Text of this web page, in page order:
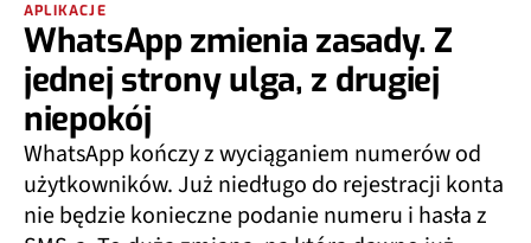
APLIKACJE
WhatsApp zmienia zasady. Z
jednej strony ulga, z drugiej
niepokój
WhatsApp kończy z wyciąganiem numerów od
użytkowników. Już niedługo do rejestracji konta
nie będzie konieczne podanie numeru i hasła z